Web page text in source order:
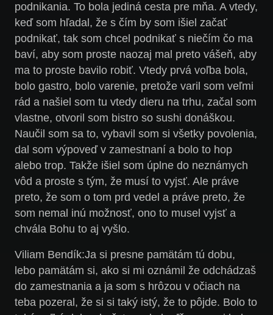
podnikania. To bola jediná cesta pre mňa. A vtedy,
keď som hľadal, že s čím by som išiel začať
podnikať, tak som chcel podnikať s niečím čo ma
baví, aby som proste naozaj mal preto vášeň, aby
ma to proste bavilo robiť. Vtedy prvá voľba bola,
bolo gastro, bolo varenie, pretože varil som veľmi
rád a našiel som tu vtedy dieru na trhu, začal som
vlastne, otvoril som bistro so sushi donáškou.
Naučil som sa to, vybavil som si všetky povolenia,
dal som výpoveď v zamestnaní a bolo to hop
alebo trop. Takže išiel som úplne do neznámych
vôd a proste s tým, že musí to vyjsť. Ale práve
preto, že som o tom prd vedel a práve preto, že
som nemal inú možnosť, ono to musel vyjsť a
chvála Bohu to aj vyšlo.
Viliam Bendík:Ja si presne pamätám tú dobu,
lebo pamätám si, ako si mi oznámil že odchádzaš
do zamestnania a ja som s hrôzou v očiach na
teba pozeral, že si si taký istý, že to pôjde. Bolo to